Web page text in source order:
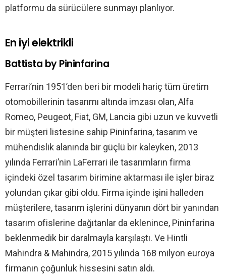
platformu da sürücülere sunmayı planlıyor.
En iyi elektrikli
Battista by Pininfarina
Ferrari’nin 1951’den beri bir modeli hariç tüm üretim
otomobillerinin tasarımı altında imzası olan, Alfa
Romeo, Peugeot, Fiat, GM, Lancia gibi uzun ve kuvvetli
bir müşteri listesine sahip Pininfarina, tasarım ve
mühendislik alanında bir güçlü bir kaleyken, 2013
yılında Ferrari’nin LaFerrari ile tasarımların firma
içindeki özel tasarım birimine aktarması ile işler biraz
yolundan çıkar gibi oldu. Firma içinde işini halleden
müşterilere, tasarım işlerini dünyanın dört bir yanından
tasarım ofislerine dağıtanlar da eklenince, Pininfarina
beklenmedik bir daralmayla karşılaştı. Ve Hintli
Mahindra & Mahindra, 2015 yılında 168 milyon euroya
firmanın çoğunluk hissesini satın aldı.